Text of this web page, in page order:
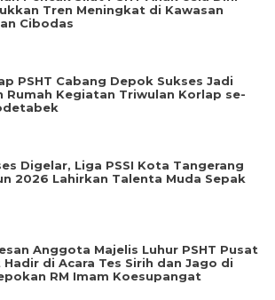
Tren Meningkat di Kawasan
Cibodas
PSHT Cabang Depok Sukses Jadi
Rumah Kegiatan Triwulan Korlap se-
Digelar, Liga PSSI Kota Tangerang
2026 Lahirkan Talenta Muda Sepak
Anggota Majelis Luhur PSHT Pusat
Hadir di Acara Tes Sirih dan Jago di
RM Imam Koesupangat